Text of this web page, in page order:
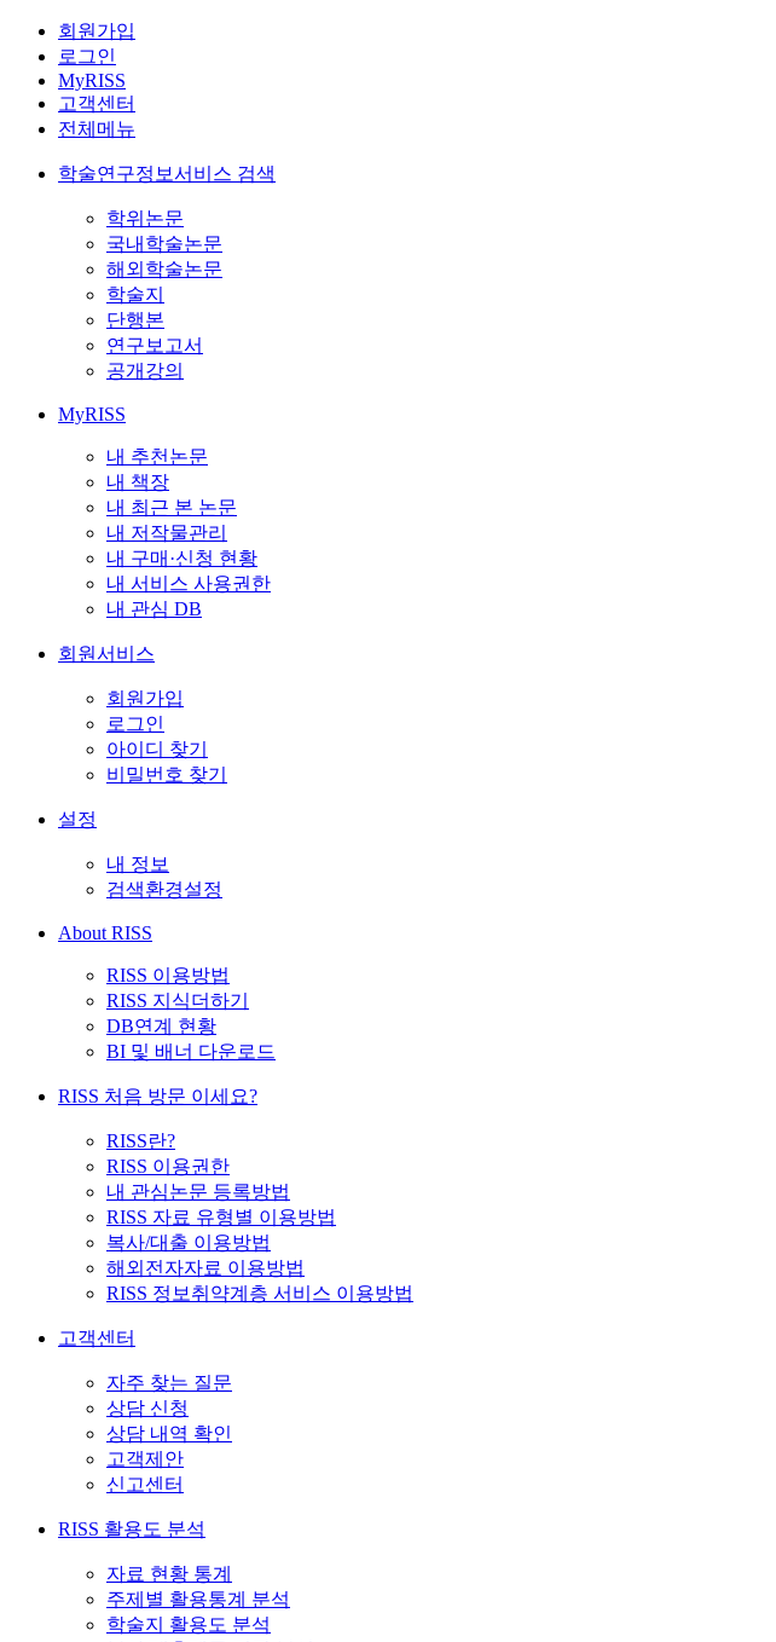
회원가입
로그인
MyRISS
고객센터
전체메뉴
학술연구정보서비스 검색
학위논문
국내학술논문
해외학술논문
학술지
단행본
연구보고서
공개강의
MyRISS
내 추천논문
내 책장
내 최근 본 논문
내 저작물관리
내 구매·신청 현황
내 서비스 사용권한
내 관심 DB
회원서비스
회원가입
로그인
아이디 찾기
비밀번호 찾기
설정
내 정보
검색환경설정
About RISS
RISS 이용방법
RISS 지식더하기
DB연계 현황
BI 및 배너 다운로드
RISS 처음 방문 이세요?
RISS란?
RISS 이용권한
내 관심논문 등록방법
RISS 자료 유형별 이용방법
복사/대출 이용방법
해외전자자료 이용방법
RISS 정보취약계층 서비스 이용방법
고객센터
자주 찾는 질문
상담 신청
상담 내역 확인
고객제안
신고센터
RISS 활용도 분석
자료 현황 통계
주제별 활용통계 분석
학술지 활용도 분석